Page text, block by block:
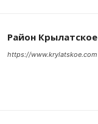
Район Крылатское
https://www.krylatskoe.com